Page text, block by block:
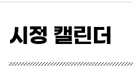
시정 캘린더